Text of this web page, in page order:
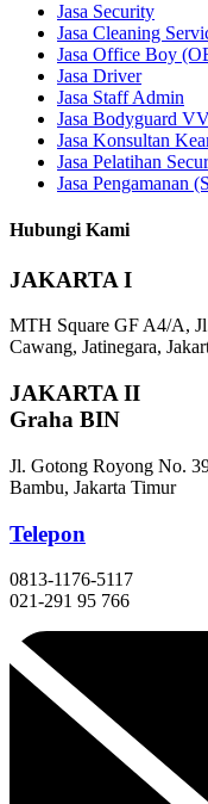
Jasa Security
Jasa Cleaning
Jasa Office Boy
Jasa Driver
Jasa Staff Admin
Jasa Bodyguard
Jasa Konsultan
Jasa Pelatihan
Jasa Pengamanan
Hubungi Kami
JAKARTA I
MTH Square GF A4/A,
Cawang, Jatinegara,
JAKARTA II
Graha BIN
Jl. Gotong Royong No.
Bambu, Jakarta Timur
Telepon
0813-1176-5117
021-291 95 766